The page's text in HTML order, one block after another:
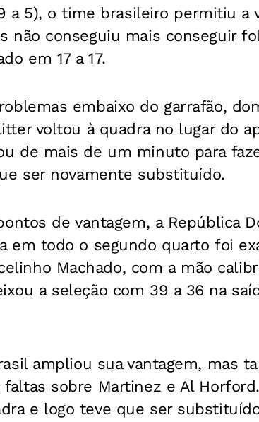
a 5), o time brasileiro permitiu a
não conseguiu mais conseguir
em 17 a 17.
embaixo do garrafão,
voltou à quadra no lugar do
de mais de um minuto para
ser novamente substituído.
de vantagem, a República
em todo o segundo quarto foi
Machado, com a mão
a seleção com 39 a 36 na
ampliou sua vantagem, mas
sobre Martinez e Al
e logo teve que ser